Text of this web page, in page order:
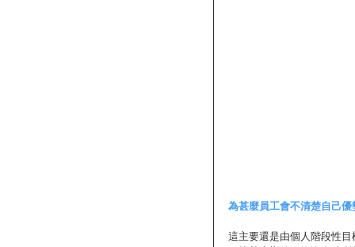
為甚麼員工會不清楚自己優
這主要還是由個人階段性